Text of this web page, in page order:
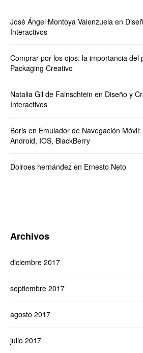
José Ángel Montoya Valenzuela en
Interactivos
Comprar por los ojos: la importancia del
Packaging Creativo
Natalia Gil de Fainschtein en Diseño y
Interactivos
Boris en Emulador de Navegación
Android, IOS, BlackBerry
Dolroes hernández en Ernesto Neto
Archivos
diciembre 2017
septiembre 2017
agosto 2017
julio 2017